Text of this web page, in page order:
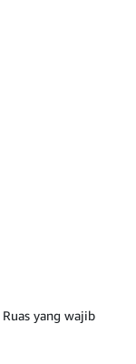
Ruas yang wajib